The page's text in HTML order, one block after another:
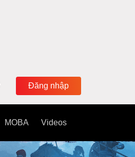
Đăng nhập
MOBA Videos